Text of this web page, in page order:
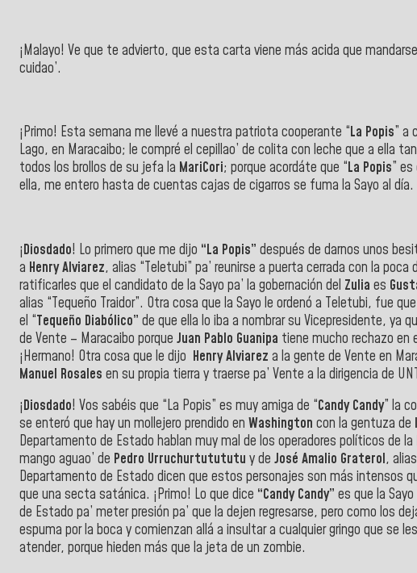
¡Malayo! Ve que te advierto, que esta carta viene más acida que
cuidao’.
¡Primo! Esta semana me llevé a nuestra patriota cooperante “La Popis” a
Lago, en Maracaibo; le compré el cepillao’ de colita con leche que a ella
todos los brollos de su jefa la MariCori; porque acordáte que “La Popis”
ella, me entero hasta de cuentas cajas de cigarros se fuma la Sayo al día.
¡Diosdado! Lo primero que me dijo “La Popis” después de darnos unos
a Henry Alviarez, alias “Teletubi” pa’ reunirse a puerta cerrada con la
ratificarles que el candidato de la Sayo pa’ la gobernación del Zulia es
alias “Tequeño Traidor”. Otra cosa que la Sayo le ordenó a Teletubi, fue
el “Tequeño Diabólico” de que ella lo iba a nombrar su Vicepresidente, ya
de Vente – Maracaibo porque Juan Pablo Guanipa tiene mucho rechazo en
¡Hermano! Otra cosa que le dijo Henry Alviarez a la gente de Vente en
Manuel Rosales en su propia tierra y traerse pa’ Vente a la dirigencia de
¡Diosdado! Vos sabéis que “La Popis” es muy amiga de “Candy Candy” la
se enteró que hay un mollejero prendido en Washington con la gentuza de
Departamento de Estado hablan muy mal de los operadores políticos de la
mango aguao’ de Pedro Urruchurtutututu y de José Amalio Graterol,
Departamento de Estado dicen que estos personajes son más intensos
que una secta satánica. ¡Primo! Lo que dice “Candy Candy” es que la
de Estado pa’ meter presión pa’ que la dejen regresarse, pero como los
espuma por la boca y comienzan allá a insultar a cualquier gringo que se
atender, porque hieden más que la jeta de un zombie.